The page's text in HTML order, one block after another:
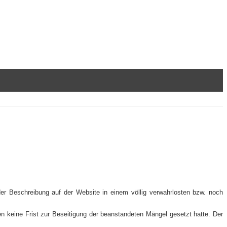
Beschreibung auf der Website in einem völlig verwahrlosten bzw. noch
Frist zur Beseitigung der beanstandeten Mängel gesetzt hatte. Der